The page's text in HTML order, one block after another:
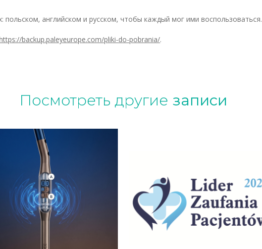
польском, английском и русском, чтобы каждый мог ими воспользоваться.
backup.paleyeurope.com/pliki-do-pobrania/.
Посмотреть другие записи